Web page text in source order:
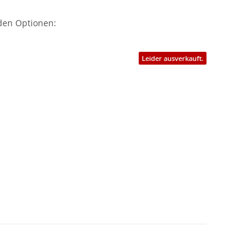
Optionen:
Leider ausverkauft.